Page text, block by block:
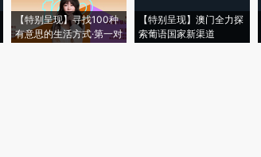
【特别呈现】寻找100种
有意思的生活方式·第一对
【特别呈现】澳门全力探
索葡语国家新渠道